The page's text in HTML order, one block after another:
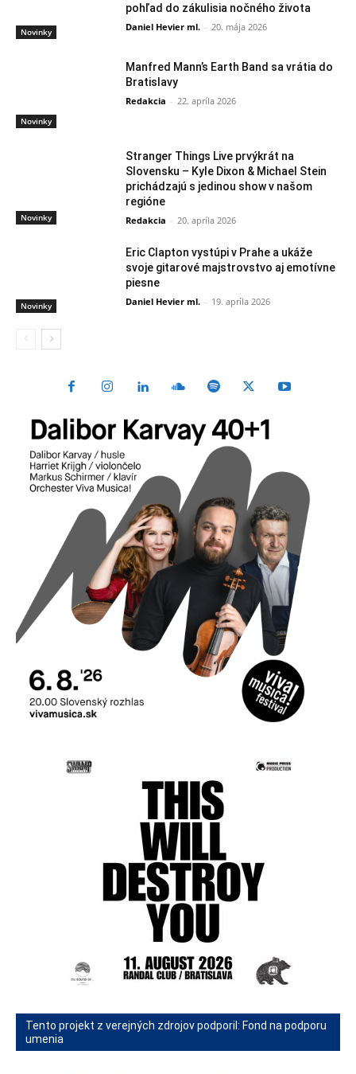
Novinky
pohľad do zákulisia nočného života
Daniel Hevier ml. - 20. mája 2026
Novinky
Manfred Mann’s Earth Band sa vrátia do
Bratislavy
Redakcia - 22. apríla 2026
Novinky
Stranger Things Live prvýkrát na
Slovensku – Kyle Dixon & Michael Stein
prichádzajú s jedinou show v našom
regióne
Redakcia - 20. apríla 2026
Novinky
Eric Clapton vystúpi v Prahe a ukáže
svoje gitarové majstrovstvo aj emotívne
piesne
Daniel Hevier ml. - 19. apríla 2026
Tento projekt z verejných zdrojov podporil: Fond na podporu
umenia